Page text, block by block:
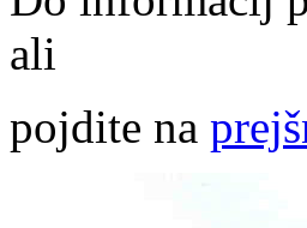
ali
pojdite na